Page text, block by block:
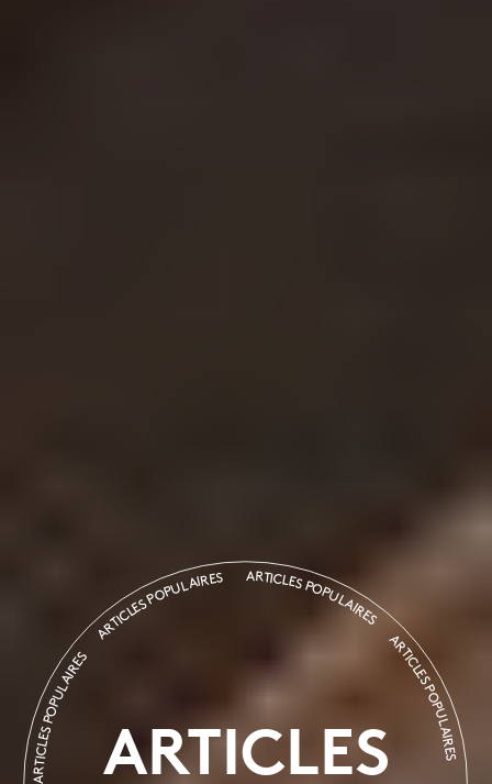
ARTICLES POPULAIRES
ARTICLES POPULAIRES ARTICLES POPULAIRES
ARTICLES POPULAIRES
ARTICLES